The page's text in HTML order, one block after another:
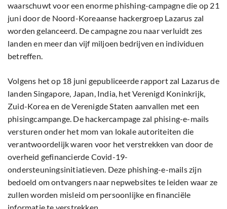
waarschuwt voor een enorme phishing-campagne die op 21
juni door de Noord-Koreaanse hackergroep Lazarus zal
worden gelanceerd. De campagne zou naar verluidt zes
landen en meer dan vijf miljoen bedrijven en individuen
betreffen.
Volgens het op 18 juni gepubliceerde rapport zal Lazarus de
landen Singapore, Japan, India, het Verenigd Koninkrijk,
Zuid-Korea en de Verenigde Staten aanvallen met een
phisingcampange. De hackercampage zal phising-e-mails
versturen onder het mom van lokale autoriteiten die
verantwoordelijk waren voor het verstrekken van door de
overheid gefinancierde Covid-19-
ondersteuningsinitiatieven. Deze phishing-e-mails zijn
bedoeld om ontvangers naar nepwebsites te leiden waar ze
zullen worden misleid om persoonlijke en financiële